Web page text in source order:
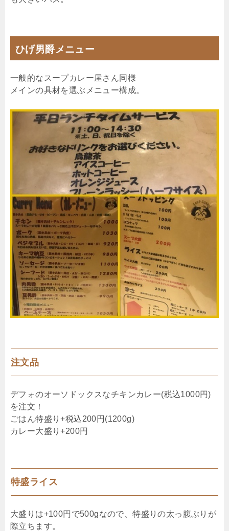
ひげ男爵メニュー
一般的なスープカレー屋さん同様
メインの具材を選ぶメニュー構成。
注文品
デフォのオーソドックスなチキンカレー(税込1000円)
を注文！
ごはん特盛り+税込200円(1200g)
カレー大盛り+200円
特盛ライス
大盛りは+100円で500gなので、特盛りの太っ腹ぶりが
際立ちます。